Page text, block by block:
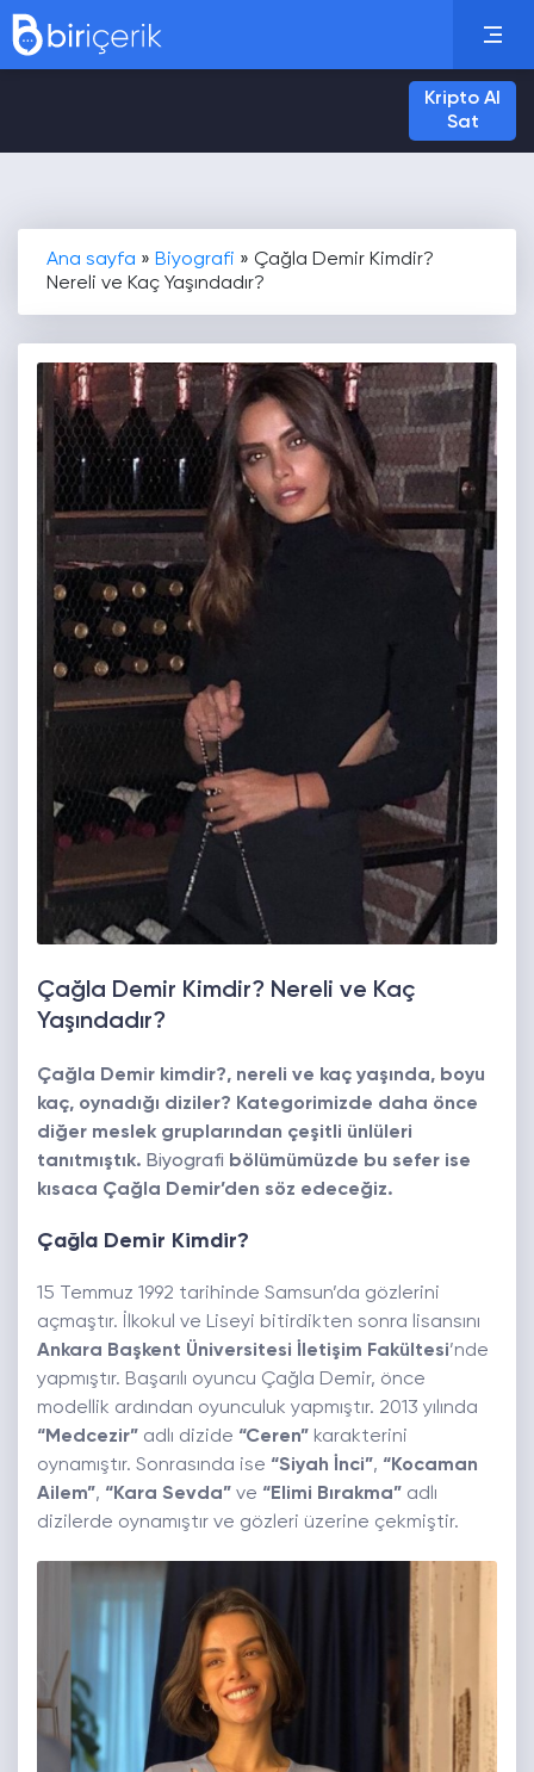
Kripto Al
Sat
Ana sayfa » Biyografi » Çağla Demir Kimdir?
Nereli ve Kaç Yaşındadır?
Çağla Demir Kimdir? Nereli ve Kaç
Yaşındadır?
Çağla Demir kimdir?, nereli ve kaç yaşında, boyu
kaç, oynadığı diziler? Kategorimizde daha önce
diğer meslek gruplarından çeşitli ünlüleri
tanıtmıştık. Biyografi bölümümüzde bu sefer ise
kısaca Çağla Demir’den söz edeceğiz.
Çağla Demir Kimdir?
15 Temmuz 1992 tarihinde Samsun’da gözlerini
açmaştır. İlkokul ve Liseyi bitirdikten sonra lisansını
Ankara Başkent Üniversitesi İletişim Fakültesi’nde
yapmıştır. Başarılı oyuncu Çağla Demir, önce
modellik ardından oyunculuk yapmıştır. 2013 yılında
“Medcezir” adlı dizide “Ceren” karakterini
oynamıştır. Sonrasında ise “Siyah İnci”, “Kocaman
Ailem”, “Kara Sevda” ve “Elimi Bırakma” adlı
dizilerde oynamıştır ve gözleri üzerine çekmiştir.